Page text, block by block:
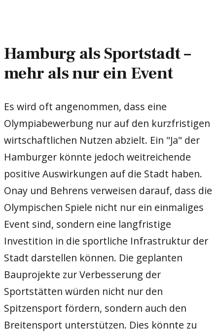
Hamburg als Sportstadt –
mehr als nur ein Event
Es wird oft angenommen, dass eine
Olympiabewerbung nur auf den kurzfristigen
wirtschaftlichen Nutzen abzielt. Ein "Ja" der
Hamburger könnte jedoch weitreichende
positive Auswirkungen auf die Stadt haben.
Onay und Behrens verweisen darauf, dass die
Olympischen Spiele nicht nur ein einmaliges
Event sind, sondern eine langfristige
Investition in die sportliche Infrastruktur der
Stadt darstellen können. Die geplanten
Bauprojekte zur Verbesserung der
Sportstätten würden nicht nur den
Spitzensport fördern, sondern auch den
Breitensport unterstützen. Dies könnte zu